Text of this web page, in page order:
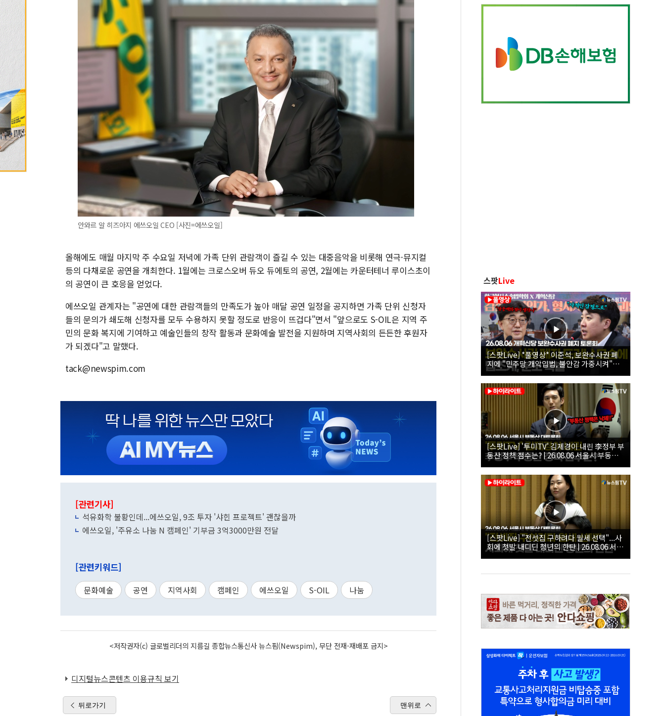
안와르 알 히즈아지 에쓰오일 CEO [사진=에쓰오일]
올해에도 매월 마지막 주 수요일 저녁에 가족 단위 관람객이 즐길 수 있는 대중음악을 비롯해 연극·뮤지컬
등의 다채로운 공연을 개최한다. 1월에는 크로스오버 듀오 듀에토의 공연, 2월에는 카운터테너 루이스초이
의 공연이 큰 호응을 얻었다.
에쓰오일 관계자는 "공연에 대한 관람객들의 만족도가 높아 매달 공연 일정을 공지하면 가족 단위 신청자
들의 문의가 쇄도해 신청자를 모두 수용하지 못할 정도로 반응이 뜨겁다"면서 "앞으로도 S-OIL은 지역 주
민의 문화 복지에 기여하고 예술인들의 창작 활동과 문화예술 발전을 지원하며 지역사회의 든든한 후원자
가 되겠다"고 말했다.
tack@newspim.com
[관련기사]
석유화학 불황인데...에쓰오일, 9조 투자 '샤힌 프로젝트' 괜찮을까
에쓰오일, '주유소 나눔 N 캠페인' 기부금 3억3000만원 전달
[관련키워드]
문화예술 공연 지역사회 캠페인 에쓰오일 S-OIL 나눔
<저작권자(c) 글로벌리더의 지름길 종합뉴스통신사 뉴스핌(Newspim), 무단 전재-재배포 금지>
디지털뉴스콘텐츠 이용규칙 보기
뒤로가기 맨위로
스팟Live
[스팟Live] *풀영상* 이준석, 보완수사권 폐
지에 "민주당 개악입법, 불안감 가중시켜"｜
26.08.06 개혁신당 보완수사권 폐지 토론회
[스팟Live] '투미TV' 김제경이 내린 李정부 부
동산 정책 점수는? | 26.08.06 서울시 부동산
대토론회
[스팟Live] "전셋집 구하려다 월세 선택"...사
회에 첫발 내디딘 청년의 한탄 | 26.08.06 서울
시 부동산 대토론회